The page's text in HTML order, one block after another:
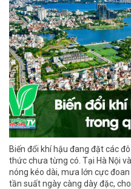
Biến đổi khí hậu đang đặt các
thức chưa từng có. Tại Hà Nội
nóng kéo dài, mưa lớn cực
tần suất ngày càng dày đặc,